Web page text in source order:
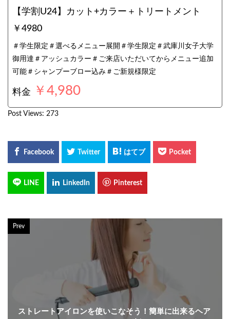
【学割U24】カット+カラー＋トリートメント
￥4980
＃学生限定＃選べるメニュー展開＃学生限定＃武庫川女子大学
御用達＃アッシュカラー＃ご来店いただいてからメニュー追加
可能＃シャンプーブロー込み＃ご新規様限定
料金 ￥4,980
Post Views: 273
Prev
ストレートアイロンを使いこなそう！簡単に出来るヘア